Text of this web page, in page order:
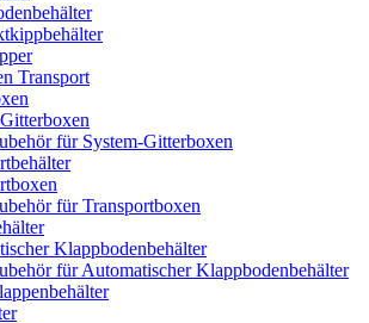
Transport
für System-Gitterboxen
für Transportboxen
Klappbodenbehälter
für Automatischer Klappbodenbehälter